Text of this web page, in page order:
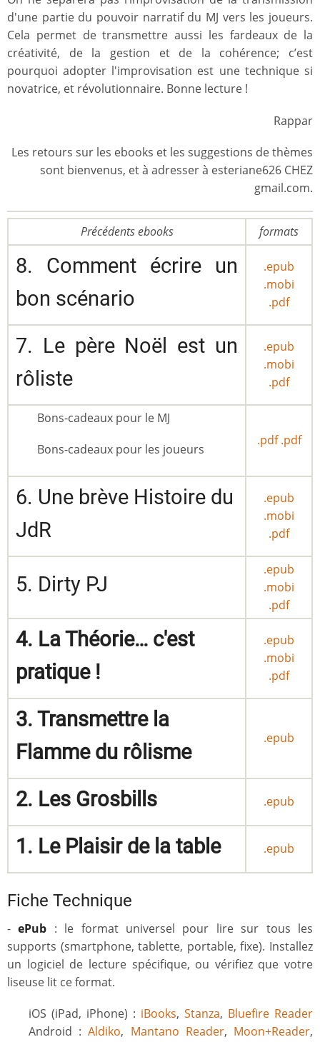
d'une partie du pouvoir narratif du MJ vers les joueurs.
Cela permet de transmettre aussi les fardeaux de la
créativité, de la gestion et de la cohérence; c’est
pourquoi adopter l'improvisation est une technique si
novatrice, et révolutionnaire. Bonne lecture !
Rappar
Les retours sur les ebooks et les suggestions de thèmes
sont bienvenus, et à adresser à esteriane626 CHEZ
gmail.com.
Précédents ebooks formats
8. Comment écrire un
bon scénario
.epub
.mobi
.pdf
7. Le père Noël est un
rôliste
.epub
.mobi
.pdf
Bons-cadeaux pour le MJ
Bons-cadeaux pour les joueurs
.pdf .pdf
6. Une brève Histoire du
JdR
.epub
.mobi
.pdf
5. Dirty PJ
.epub
.mobi
.pdf
4. La Théorie… c'est
pratique !
.epub
.mobi
.pdf
3. Transmettre la
Flamme du rôlisme
.epub
2. Les Grosbills .epub
1. Le Plaisir de la table .epub
Fiche Technique
-ePub : le format universel pour lire sur tous les
supports (smartphone, tablette, portable, fixe). Installez
un logiciel de lecture spécifique, ou vérifiez que votre
liseuse lit ce format.
iOS (iPad, iPhone) : iBooks, Stanza, Bluefire Reader
Android :Aldiko, Mantano Reader, Moon+Reader,